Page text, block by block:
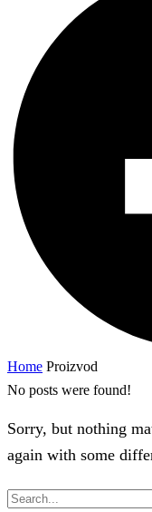
Home Proizvod
No posts were found!
Sorry, but nothing
again with some